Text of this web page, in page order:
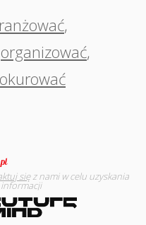
,
organizować,
sięz nami w celu uzyskania